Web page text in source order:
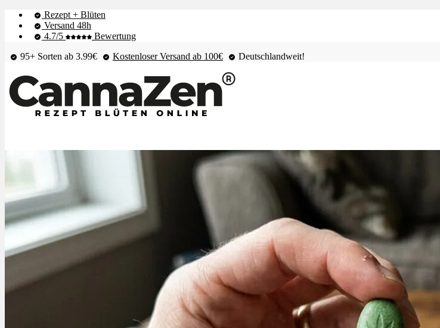
Rezept + Blüten
Versand 48h
4.7/5
Bewertung
95+ Sorten ab 3.99€
Kostenloser Versand ab 100€ Deutschlandweit!
Shop & Live-Bestand
Blüten
Extrakte
Ablauf